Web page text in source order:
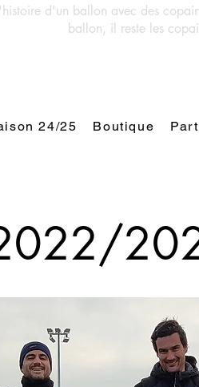
d'un ballon avec des
ballon, il reste les
24/25 Boutique